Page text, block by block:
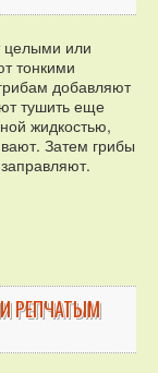
целыми или
тонкими
добавляют
тушить еще
жидкостью,
Затем грибы
РЕПЧАТЫМ